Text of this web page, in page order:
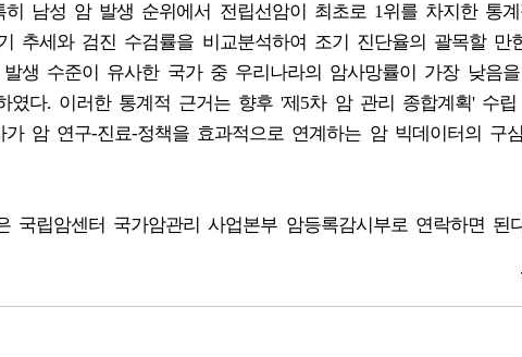
히 남성 암 발생 순위에서 전립선암이 최초로 1위를 차지한 통
추세와 검진 수검률을 비교분석하여 조기 진단율의 괄목할 만
생 수준이 유사한 국가 중 우리나라의 암사망률이 가장 낮음
였다. 이러한 통계적 근거는 향후 '제5차 암 관리 종합계획' 수
암 연구-진료-정책을 효과적으로 연계하는 암 빅데이터의 구
국립암센터 국가암관리 사업본부 암등록감시부로 연락하면 된